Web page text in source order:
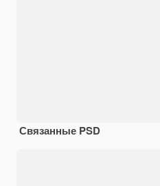
Связанные PSD